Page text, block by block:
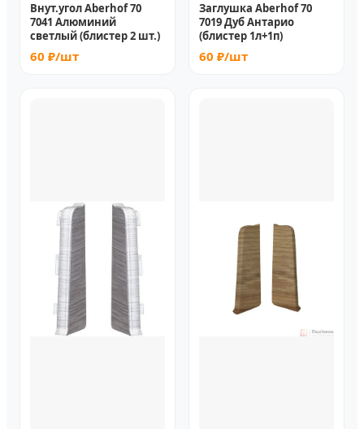
Внут.угол Aberhof 70
7041 Алюминий
светлый (блистер 2 шт.)
60 ₽/шт
Заглушка Aberhof 70
7019 Дуб Антарио
(блистер 1л+1п)
60 ₽/шт